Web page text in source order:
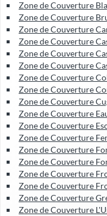
Zone de Couverture
Zone de Couverture
Zone de Couverture
Zone de Couverture
Zone de Couverture
Zone de Couverture
Zone de Couverture
Zone de Couverture
Zone de Couverture
Zone de Couverture
Zone de Couverture
Zone de Couverture
Zone de Couverture
Zone de Couverture
Zone de Couverture
Zone de Couverture
Zone de Couverture
Zone de Couverture